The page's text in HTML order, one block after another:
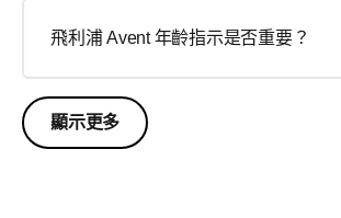
飛利浦 Avent 年齡指示是否重要？
顯示更多